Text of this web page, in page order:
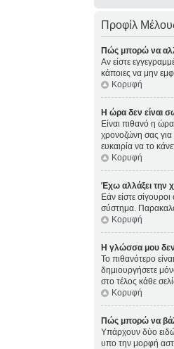
Προφίλ
Πώς μπορώ να
Αν είστε
κάποιες να μην
Κορυφή
Η ώρα δεν είναι
Είναι πιθανό η
χρονοζώνη σας για
ευκαιρία να το
Κορυφή
Έχω αλλάξει την
Εάν είστε
σύστημα.
Κορυφή
Η γλώσσα μου δεν
Το πιθανότερο
δημιουργήσετε
στο τέλος κάθε
Κορυφή
Πώς μπορώ να
Υπάρχουν δύο
υπο την μορφή